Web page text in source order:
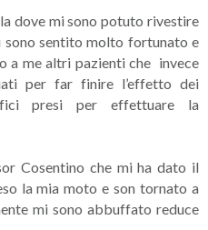
dove mi sono potuto rivestire
sono sentito molto fortunato e
a me altri pazienti che invece
per far finire l’effetto dei
presi per effettuare la
Cosentino che mi ha dato il
la mia moto e son tornato a
mi sono abbuffato reduce